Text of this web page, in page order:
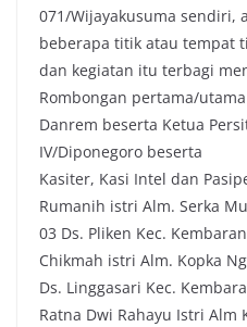
071/Wijayakusuma sendiri,
beberapa titik atau tempat
dan kegiatan itu terbagi
Rombongan pertama/
Danrem beserta Ketua
IV/Diponegoro beserta
Kasiter, Kasi Intel dan
Rumanih istri Alm. Serka
03 Ds. Pliken Kec.
Chikmah istri Alm. Kopka
Ds. Linggasari Kec.
Ratna Dwi Rahayu Istri